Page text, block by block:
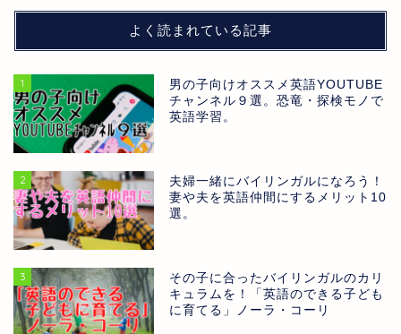
よく読まれている記事
1
男の子向けオススメ英語YOUTUBE
チャンネル９選。恐竜・探検モノで
英語学習。
2
夫婦一緒にバイリンガルになろう！
妻や夫を英語仲間にするメリット10
選。
3
その子に合ったバイリンガルのカリ
キュラムを！「英語のできる子ども
に育てる」ノーラ・コーリ